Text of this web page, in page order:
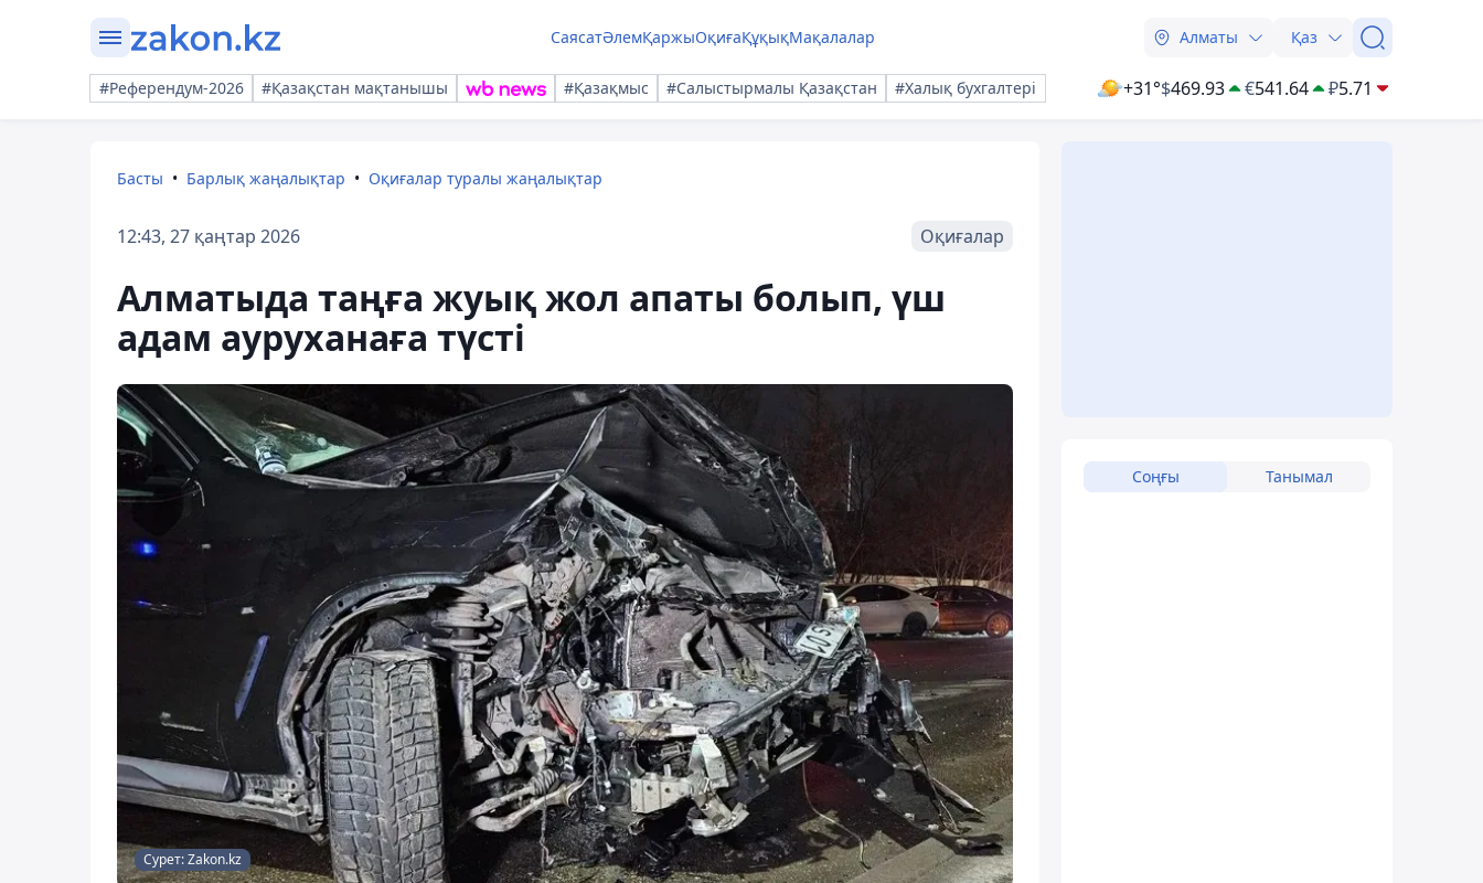
СаясатӘлемҚаржыОқиғаҚұқықМақалалар Алматы Қаз
#Референдум-2026 #Қазақстан мақтанышы #Қазақмыс #Салыстырмалы Қазақстан #Халық бухгалтері +31°$469.93 €541.64 ₽5.71
Басты Барлық жаңалықтар Оқиғалар туралы жаңалықтар
12:43, 27 қаңтар 2026 Оқиғалар
Алматыда таңға жуық жол апаты болып, үш
адам ауруханаға түсті
Сурет: Zakon.kz
Соңғы Танымал